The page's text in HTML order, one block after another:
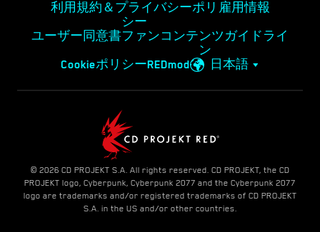
利用規約＆プライバシーポリ
シー
雇用情報
ユーザー同意書ファンコンテンツガイドライ
ン
CookieポリシーREDmod 日本語
© 2026 CD PROJEKT S.A. All rights reserved. CD PROJEKT, the CD
PROJEKT logo, Cyberpunk, Cyberpunk 2077 and the Cyberpunk 2077
logo are trademarks and/or registered trademarks of CD PROJEKT
S.A. in the US and/or other countries.